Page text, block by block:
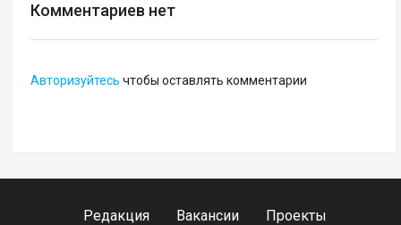
Комментариев нет
Авторизуйтесь чтобы оставлять комментарии
Редакция Вакансии
Проекты